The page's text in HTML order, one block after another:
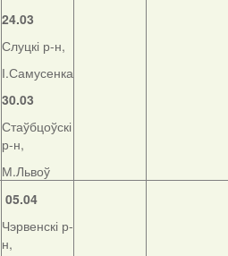
24.03
Слуцкі р-н,
І.Самусенка
30.03
Стаўбцоўскі
р-н,
М.Львоў
05.04
Чэрвенскі р-
н,